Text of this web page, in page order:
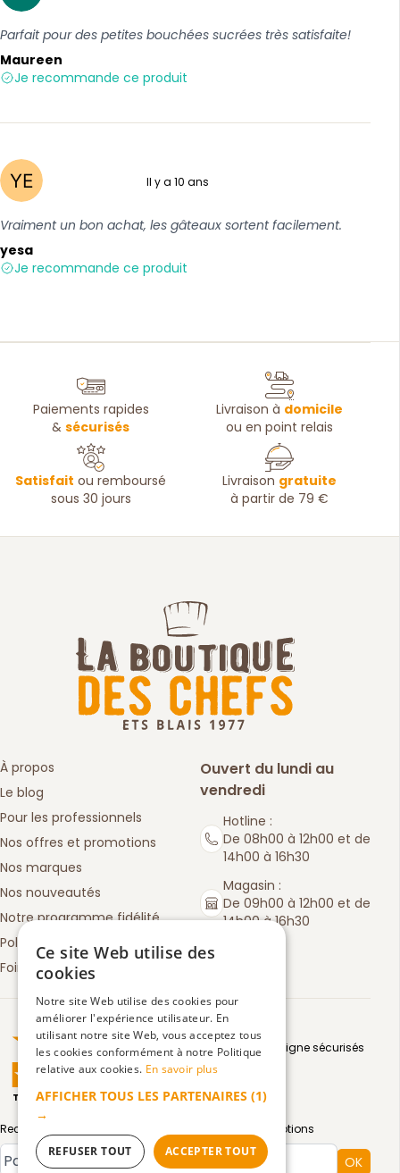
Parfait pour des petites bouchées sucrées très satisfaite!
Maureen
Je recommande ce produit
Il y a 10 ans
Vraiment un bon achat, les gâteaux sortent facilement.
yesa
Je recommande ce produit
Paiements rapides
&sécurisés
Livraison à domicile
ou en point relais
Satisfait ou remboursé
sous 30 jours
Livraison gratuite
à partir de 79 €
À propos
Le blog
Pour les professionnels
Nos offres et promotions
Nos marques
Nos nouveautés
Notre programme fidélité
Politique de retours
Foire aux questions
Ouvert du lundi au
vendredi
Hotline :
De 08h00 à 12h00 et de
14h00 à 16h30
Magasin :
De 09h00 à 12h00 et de
14h00 à 16h30
Truspilot : La Boutique des chefs
TrustScore4.5 | 3083avis
Moyens de paiement en ligne sécurisés
Recevez par email toute notre actualité et nos promotions
Type de compte OK
Ce site Web utilise des
cookies
Notre site Web utilise des cookies pour
améliorer l'expérience utilisateur. En
utilisant notre site Web, vous acceptez tous
les cookies conformément à notre Politique
relative aux cookies. En savoir plus
AFFICHER TOUS LES PARTENAIRES (1)
→
ACCEPTER TOUT
REFUSER TOUT